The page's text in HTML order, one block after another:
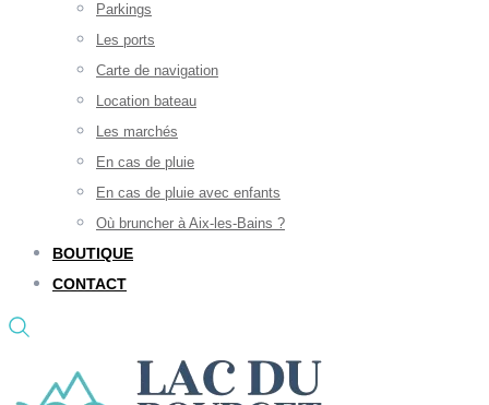
Parkings
Les ports
Carte de navigation
Location bateau
Les marchés
En cas de pluie
En cas de pluie avec enfants
Où bruncher à Aix-les-Bains ?
BOUTIQUE
CONTACT